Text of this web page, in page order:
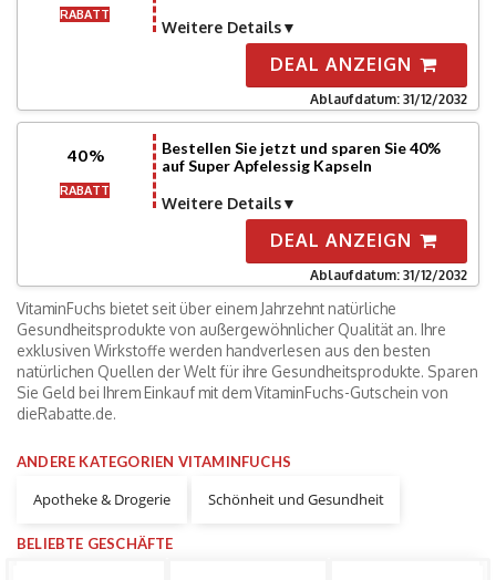
RABATT
Weitere Details
DEAL ANZEIGN
Ablaufdatum: 31/12/2032
40%
RABATT
Bestellen Sie jetzt und sparen Sie 40%
auf Super Apfelessig Kapseln
Weitere Details
DEAL ANZEIGN
Ablaufdatum: 31/12/2032
VitaminFuchs bietet seit über einem Jahrzehnt natürliche
Gesundheitsprodukte von außergewöhnlicher Qualität an. Ihre
exklusiven Wirkstoffe werden handverlesen aus den besten
natürlichen Quellen der Welt für ihre Gesundheitsprodukte. Sparen
Sie Geld bei Ihrem Einkauf mit dem VitaminFuchs-Gutschein von
dieRabatte.de.
ANDERE KATEGORIEN VITAMINFUCHS
Apotheke & Drogerie Schönheit und Gesundheit
BELIEBTE GESCHÄFTE